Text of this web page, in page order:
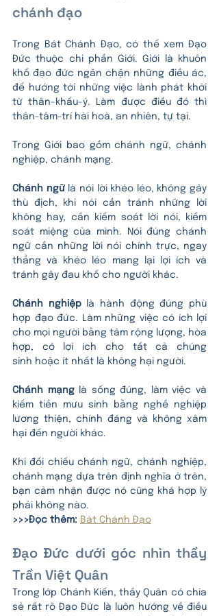
chánh đạo
Trong Bát Chánh Đạo, có thể xem Đạo
Đức thuộc chi phần Giới. Giới là khuôn
khổ đạo đức ngăn chặn những điều ác,
để hướng tới những việc lành phát khởi
từ thân-khẩu-ý. Làm được điều đó thì
thân-tâm-trí hài hoà, an nhiên, tự tại.
Trong Giới bao gồm chánh ngữ, chánh
nghiệp, chánh mạng.
Chánh ngữ là nói lời khéo léo, không gây
thù địch, khi nói cần tránh những lời
không hay, cần kiểm soát lời nói, kiểm
soát miệng của mình. Nói đúng chánh
ngữ cần những lời nói chính trực, ngay
thẳng và khéo léo mang lại lợi ích và
tránh gây đau khổ cho người khác.
Chánh nghiệp là hành động đúng phù
hợp đạo đức. Làm n hững việc có ích lợi
cho mọi người bằng tâm rộng lượng, hòa
hợp, có lợi ích cho tất cả chúng
sinh hoặc ít nhất là không hại người.
Chánh mạng là sống đúng, làm việc và
kiếm tiền mưu sinh bằng nghề nghiệp
lương thiện, chính đáng và không xâm
hại đến người khác.
Khi đối chiếu chánh ngữ, chánh nghiệp,
chánh mạng dựa trên định nghĩa ở trên,
bạn cảm nhận được nó cũng khá hợp lý
phải không nào.
>>>Đọc thêm: Bát Chánh Đạo
Đạo Đức dưới góc nhìn thầy
Trần Việt Quân
Trong lớp Chánh Kiến, thầy Quân có chia
sẻ rất rõ Đạo Đức là luôn hướng về điều